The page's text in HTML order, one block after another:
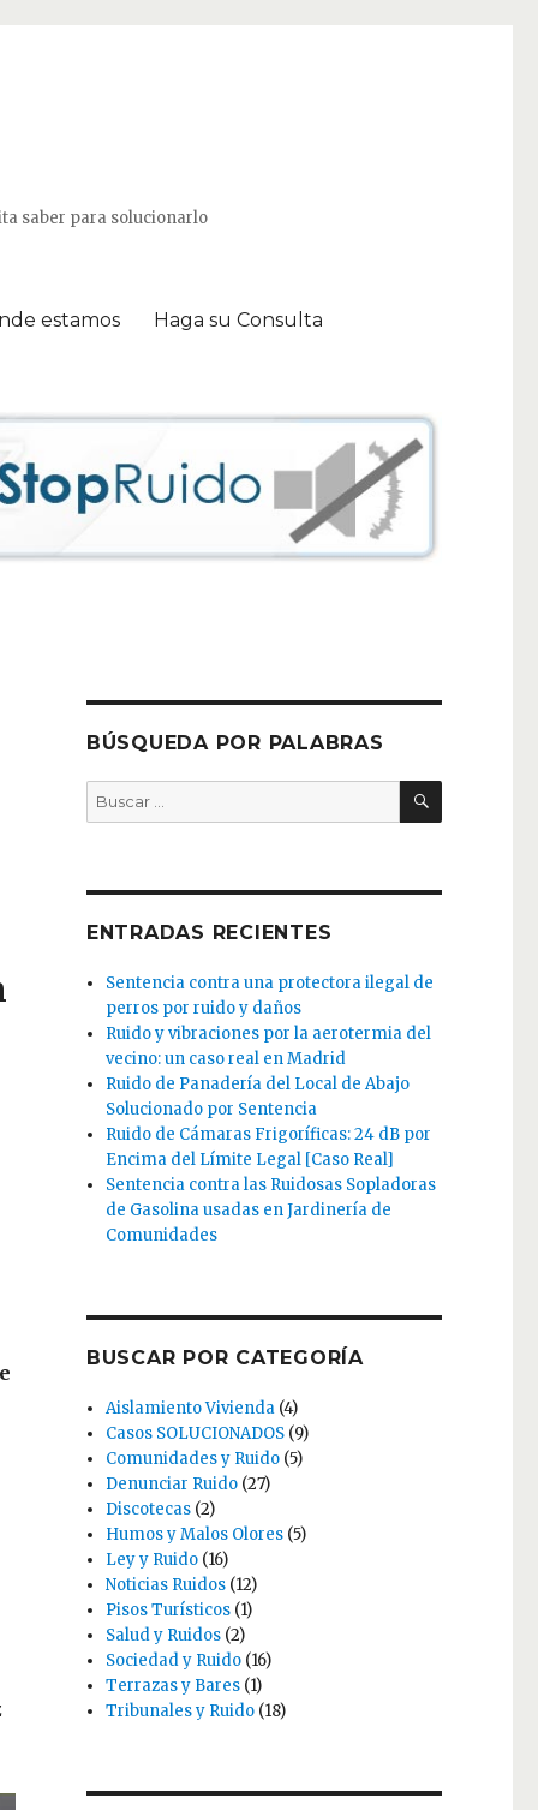
saber para solucionarlo
estamos Haga su Consulta
BÚSQUEDA POR PALABRAS
Buscar
por:
BUSCAR
ENTRADAS RECIENTES
Sentencia contra una protectora ilegal de
perros por ruido y daños
Ruido y vibraciones por la aerotermia del
vecino: un caso real en Madrid
Ruido de Panadería del Local de Abajo
Solucionado por Sentencia
Ruido de Cámaras Frigoríficas: 24 dB por
Encima del Límite Legal [Caso Real]
Sentencia contra las Ruidosas Sopladoras
de Gasolina usadas en Jardinería de
Comunidades
BUSCAR POR CATEGORÍA
Aislamiento Vivienda (4)
Casos SOLUCIONADOS (9)
Comunidades y Ruido (5)
Denunciar Ruido (27)
Discotecas (2)
Humos y Malos Olores (5)
Ley y Ruido (16)
Noticias Ruidos (12)
Pisos Turísticos (1)
Salud y Ruidos (2)
Sociedad y Ruido (16)
Terrazas y Bares (1)
Tribunales y Ruido (18)